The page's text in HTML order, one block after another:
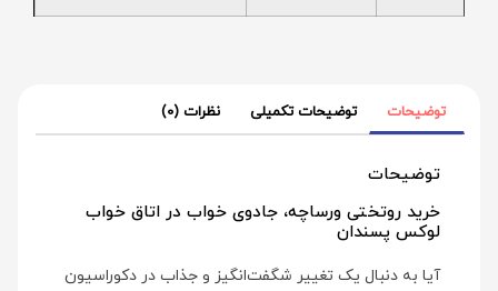
توضیحات توضیحات تکمیلی نظرات (0)
توضیحات
خرید روتختی ورساچه، جادوی خواب در اتاق خواب
لوکس پسندان
آیا به دنبال یک تغییر شگفت‌انگیز و جذاب در دکوراسیون